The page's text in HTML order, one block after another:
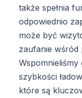
także spełnia
odpowiednio
może być
zaufanie wśród
szybkości
które są